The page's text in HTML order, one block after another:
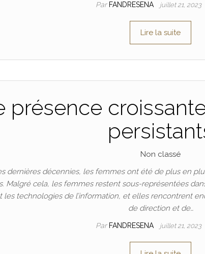
Par FANDRESENA juillet 21, 2023
Lire la suite
présence
Non classé
dernières décennies, les femmes ont été de plus en
Malgré cela, les femmes restent sous-représentées
les technologies de l’information, et elles rencontrent
de direction et de…
Par FANDRESENA juillet 21, 2023